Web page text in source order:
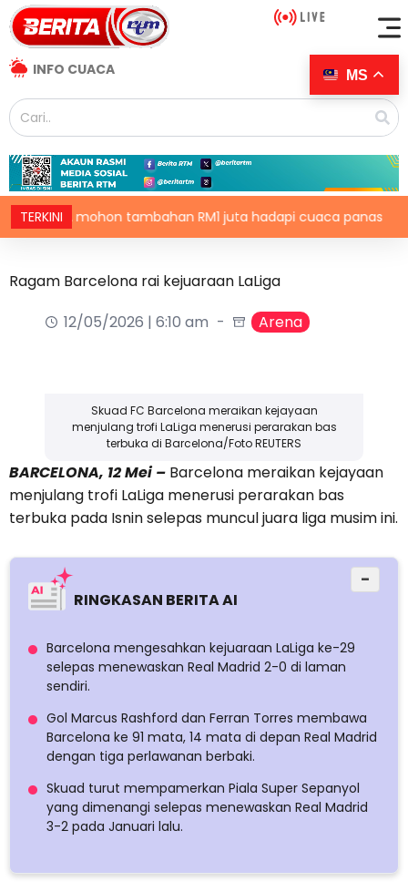
INFO CUACA
TERKINI
mohon tambahan RM1 juta hadapi cuaca panas
Ragam Barcelona rai kejuaraan LaLiga
12/05/2026 | 6:10 am
Arena
Skuad FC Barcelona meraikan kejayaan
menjulang trofi LaLiga menerusi perarakan bas
terbuka di Barcelona/Foto REUTERS
BARCELONA, 12 Mei – Barcelona meraikan kejayaan
menjulang trofi LaLiga menerusi perarakan bas
terbuka pada Isnin selepas muncul juara liga musim ini.
RINGKASAN BERITA AI
−
Barcelona mengesahkan kejuaraan LaLiga ke-29
selepas menewaskan Real Madrid 2-0 di laman
sendiri.
Gol Marcus Rashford dan Ferran Torres membawa
Barcelona ke 91 mata, 14 mata di depan Real Madrid
dengan tiga perlawanan berbaki.
Skuad turut mempamerkan Piala Super Sepanyol
yang dimenangi selepas menewaskan Real Madrid
3-2 pada Januari lalu.
MS